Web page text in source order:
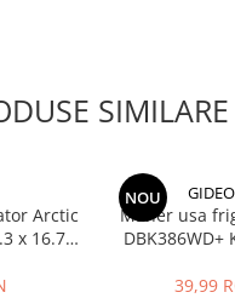
SIMILARE
Arctic
x 16.7
NOU
Maner usa
DBK386WD+
39,99